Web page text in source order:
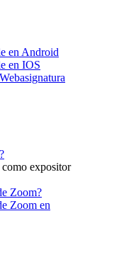
en Android
en IOS
expositor
Zoom?
Zoom en